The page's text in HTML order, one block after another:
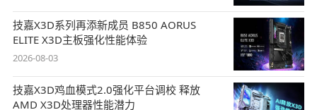
技嘉X3D系列再添新成员 B850 AORUS
ELITE X3D主板强化性能体验
2026-08-03
技嘉X3D鸡血模式2.0强化平台调校 释放
AMD X3D处理器性能潜力